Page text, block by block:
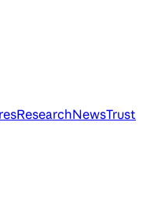
ResearchNewsTrust